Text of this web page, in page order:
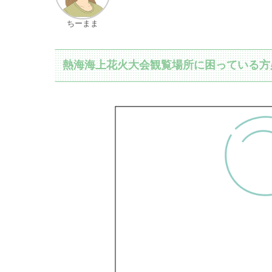
ちーまま
熱海海上花火大会観覧場所に困っている